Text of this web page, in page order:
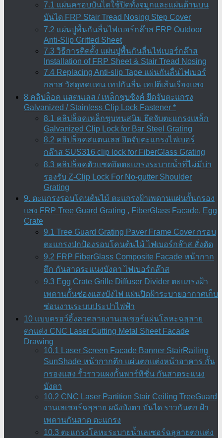
7.1 แผ่นครอบบันไดใช้ปิดทั้งจมูกและแผ่นด้านบน
บันได FRP Stair Tread Nosing Step Cover
7.2 แผ่นปูพื้นกันลื่นไฟเบอร์กล๊าส FRP Outdoor
Anti-Slip Gritted Sheet
7.3 วิธีการติดตั้ง แผ่นปูพื้นกันลื่นไฟเบอร์กล๊าส
Installation of FRP Sheet & Stair Tread Nosing
7.4 Replacing Anti-slip Tape แผ่นกันลื่นไฟเบอร์
กลาส วัสดุทดแทน เทปกันลื่น เทปตีเส้นเรืองแสง
8 คลิปล็อค แสตนเลส / เหล็กชุบซิงค์ ยึดจับตะแกรง
Galvanized / Stainless Clip Lock Fastener *
8.1 คลิปล็อคเหล็กชุบทนสนิม ยึดจับตะแกรงเหล็ก
Galvanized Clip Lock for Bar Steel Grating
8.2 คลิปล็อคสแตนเลส ยึดจับตะแกรงไฟเบอร์
กล๊าส SUS316 clip lock for FiberGlass Grating
8.3 คลิปล็อคตัวแซดยึดตะแกรงระบายน้ำที่ไม่มีบ่า
รองรับ Z-Clip Lock For No-gutter Shoulder
Grating
9. ตะแกรงรอบโคนต้นไม้ ตะแกรงฝ้าเพดานแผ่นกั้นกรอง
แสง FRP Tree Guard Grating , FiberGlass Facade, Egg
Crate
9.1 Tree Guard Grating Paver Frame Cover กรอบ
ตะแกรงปกป้องรอบโคนต้นไม้ ไฟเบอร์กล๊าส สั่งตัด
9.2 FRP FiberGlass Composite Facade หน้ากาก
ตึก กันสาดระแนงบังตา ไฟเบอร์กล๊าส
9.3 Egg Crate Grille Diffuser Divider ตะแกรงฝ้า
เพดานกั้นช่องแสงบังไฟ แผ่นปิดฝ้าระบายอากาศเก็บ
ซ่อนงานระบบประปาไฟฟ้า
10 แบบดรอว์อิ้งลวดลายงานเลเซอร์แผ่นโลหะฉลุลาย
ตกแต่ง CNC Laser Cutting Metal Sheet Facade
Drawing
10.1 Laser Screen Facade Banner StairRailing
SunShade หน้ากากตึก แผ่นตกแต่งหน้าอาคาร กั้น
กรองแสง รั้วราวแผงกั้นพาร์ทิชั่น กันสาดระแนง
บังตา
10.2 CNC Laser Partition Stair Ceiling TreeGuard
งานเลเซอร์ฉลุลาย ผนังบังตา บันได ราวกันตก ฝ้า
เพดานกันสาด ตะแกรง
10.3 ตะแกรงโลหะระบายน้ำเลเซอร์ฉลุลายตกแต่ง